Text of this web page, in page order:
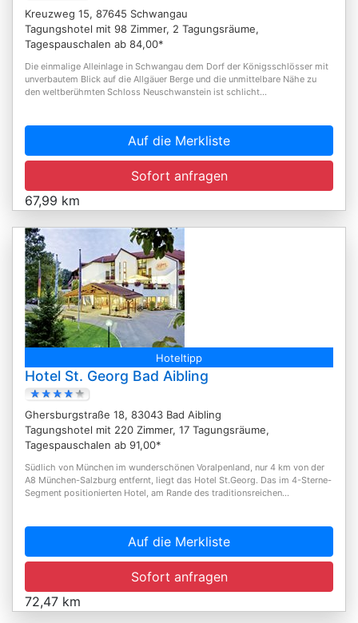
Kreuzweg 15, 87645 Schwangau
Tagungshotel mit 98 Zimmer, 2 Tagungsräume,
Tagespauschalen ab 84,00*
Die einmalige Alleinlage in Schwangau dem Dorf der Königsschlösser mit
unverbautem Blick auf die Allgäuer Berge und die unmittelbare Nähe zu
den weltberühmten Schloss Neuschwanstein ist schlicht...
Auf die Merkliste
Sofort anfragen
67,99 km
Hoteltipp
Hotel St. Georg Bad Aibling
Ghersburgstraße 18, 83043 Bad Aibling
Tagungshotel mit 220 Zimmer, 17 Tagungsräume,
Tagespauschalen ab 91,00*
Südlich von München im wunderschönen Voralpenland, nur 4 km von der
A8 München-Salzburg entfernt, liegt das Hotel St.Georg. Das im 4-Sterne-
Segment positionierten Hotel, am Rande des traditionsreichen...
Auf die Merkliste
Sofort anfragen
72,47 km